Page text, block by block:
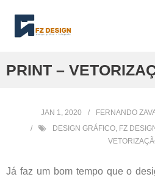
PRINT –
JAN 1, 2020 FERNANDO
DESIGN GRÁFICO, FZ
Já faz um bom tempo que o